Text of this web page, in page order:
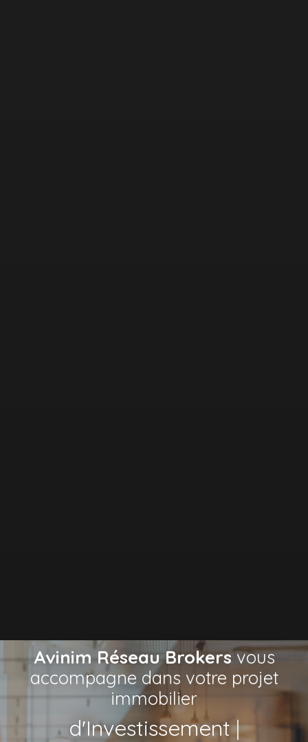
Avinim Réseau Brokersvous
accompagne dans votre projet
immobilier
de Loc|